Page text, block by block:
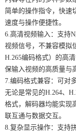
简单的操作指令，快速
速度与操作便捷性。
6.高清视频输入：支持
视频信号，不兼容模拟
H.265编码格式）的高
保输入视频的高质量与
7.编码格式兼容：可对
无论是常见的H.264、
格式，解码器均能实现
联互通与数据交互。
8.复杂显示操作：支持